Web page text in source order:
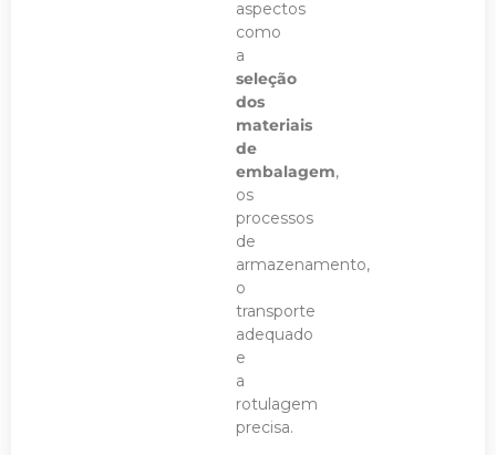
aspectos
como
a
seleção
dos
materiais
de
embalagem,
os
processos
de
armazenamento,
o
transporte
adequado
e
a
rotulagem
precisa.